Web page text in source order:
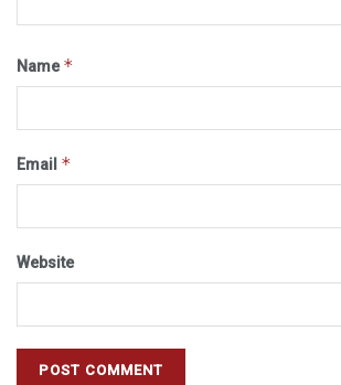
Name*
Email *
Website